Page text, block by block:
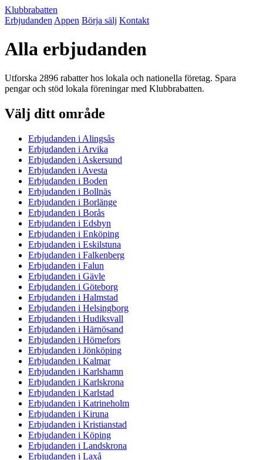
Klubbrabatten
Erbjudanden Appen Börja sälj Kontakt
Alla erbjudanden
Utforska 2896 rabatter hos lokala och nationella företag. Spara
pengar och stöd lokala föreningar med Klubbrabatten.
Välj ditt område
Erbjudanden i Alingsås
Erbjudanden i Arvika
Erbjudanden i Askersund
Erbjudanden i Avesta
Erbjudanden i Boden
Erbjudanden i Bollnäs
Erbjudanden i Borlänge
Erbjudanden i Borås
Erbjudanden i Edsbyn
Erbjudanden i Enköping
Erbjudanden i Eskilstuna
Erbjudanden i Falkenberg
Erbjudanden i Falun
Erbjudanden i Gävle
Erbjudanden i Göteborg
Erbjudanden i Halmstad
Erbjudanden i Helsingborg
Erbjudanden i Hudiksvall
Erbjudanden i Härnösand
Erbjudanden i Hörnefors
Erbjudanden i Jönköping
Erbjudanden i Kalmar
Erbjudanden i Karlshamn
Erbjudanden i Karlskrona
Erbjudanden i Karlstad
Erbjudanden i Katrineholm
Erbjudanden i Kiruna
Erbjudanden i Kristianstad
Erbjudanden i Köping
Erbjudanden i Landskrona
Erbjudanden i Laxå